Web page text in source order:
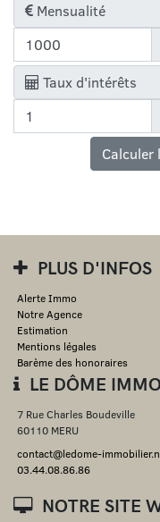
Mensualité
Taux d'intérêts
PLUS D'INFOS
Alerte Immo
Notre Agence
Estimation
Mentions légales
Barème des honoraires
LE DÔME
7 Rue Charles Boudeville
60110 MERU
contact@ledome-
03.44.08.86.86
NOTRE SITE